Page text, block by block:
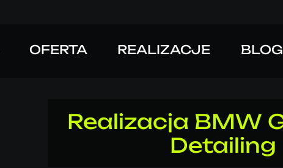
OFERTA REALIZACJE BLOG
Realizacja BMW
Detailing